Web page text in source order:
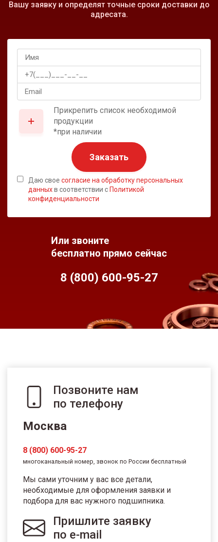
Вашу заявку и определят точные сроки доставки до
адресата.
Прикрепить список необходимой
продукции
*при наличии
Заказать
Даю свое согласие на обработку персональных
данныхв соответствии с Политикой
конфиденциальности
Или звоните
бесплатно прямо сейчас
8 (800) 600-95-27
Позвоните нам
по телефону
Москва
8 (800) 600-95-27
многоканальный номер, звонок по России бесплатный
Мы сами уточним у вас все детали,
необходимые для оформления заявки и
подбора для вас нужного подшипника.
Пришлите заявку
по e-mail